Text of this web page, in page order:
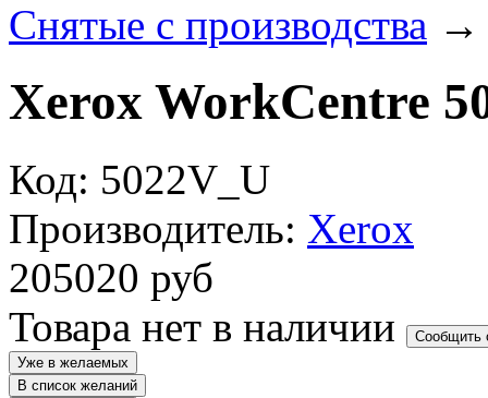
Снятые с производства
Xerox WorkCentre
Код: 5022V_U
Производитель: Xerox
205020 руб
Товара нет в наличии
Сообщить
Уже в желаемых
В список желаний